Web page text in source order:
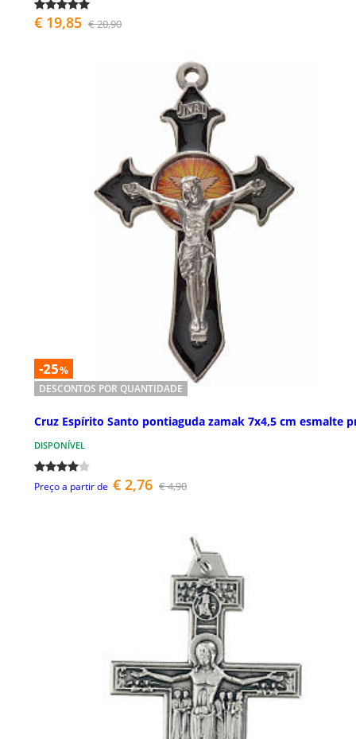
€ 19,85 € 20,90
-25%
DESCONTOS POR QUANTIDADE
Cruz Espírito Santo pontiaguda zamak 7x4,5 cm esmalte
DISPONÍVEL
Preço a partir de € 2,76 € 4,90